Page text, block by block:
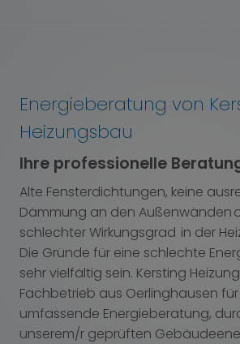
Energieberatung von
Heizungsbau
Ihre professionelle
Alte Fensterdichtungen, keine
Dämmung an den Außenwänden
schlechter Wirkungsgrad in der
Die Gründe für eine schlechte
sehr vielfältig sein. Kersting
Fachbetrieb aus Oerlinghausen
umfassende Energieberatung,
unserem/r geprüften